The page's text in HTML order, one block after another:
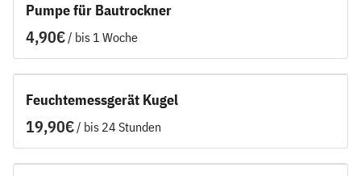
Pumpe für Bautrockner
/
Feuchtemessgerät Kugel
/